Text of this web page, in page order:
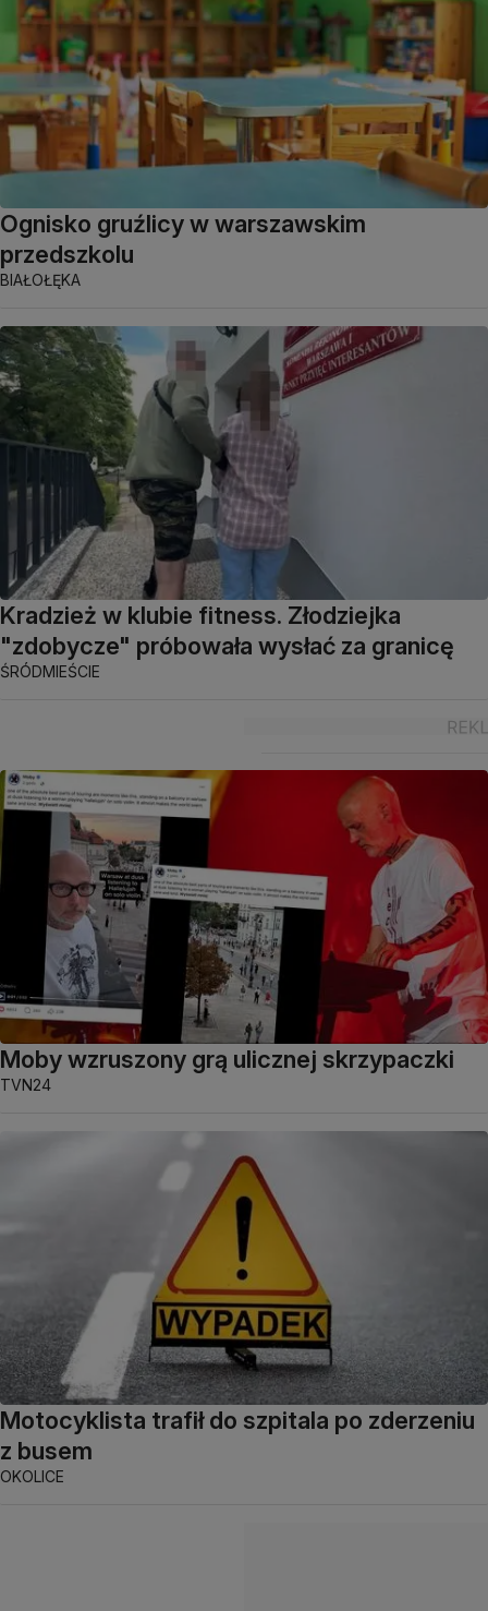
Ognisko gruźlicy w warszawskim
przedszkolu
BIAŁOŁĘKA
Kradzież w klubie fitness. Złodziejka
"zdobycze" próbowała wysłać za granicę
ŚRÓDMIEŚCIE
Moby wzruszony grą ulicznej skrzypaczki
TVN24
Motocyklista trafił do szpitala po zderzeniu
z busem
OKOLICE